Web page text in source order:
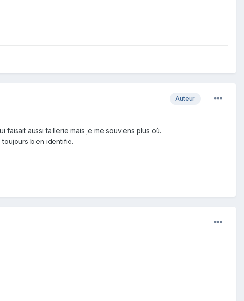
Auteur
aussi taillerie mais je me souviens plus où.
bien identifié.